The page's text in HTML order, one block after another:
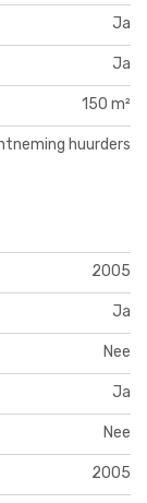
Ja
Ja
150 m²
huurders
2005
Ja
Nee
Ja
Nee
2005